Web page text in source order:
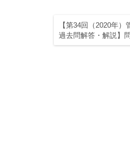
【第34回（2020年
過去問解答・解説】